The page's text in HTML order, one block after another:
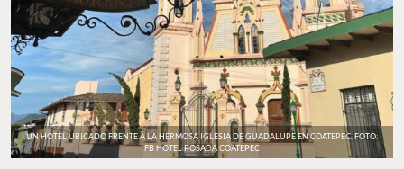
UN HOTEL UBICADO FRENTE A LA HERMOSA IGLESIA DE GUADALUPE EN COATEPEC. FOTO:
FB HOTEL POSADA COATEPEC